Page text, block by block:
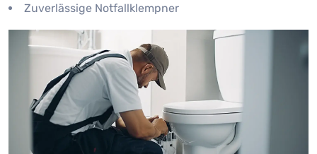
Zuverlässige Notfallklempner